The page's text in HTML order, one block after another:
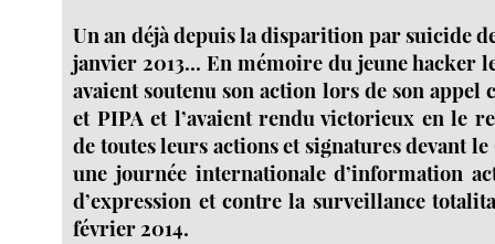
Un an déjà depuis la disparition par suicide
janvier 2013... En mémoire du jeune hacker
avaient soutenu son action lors de son appel
et PIPA et l’avaient rendu victorieux en le
de toutes leurs actions et signatures devant
une journée internationale d’information
d’expression et contre la surveillance
février 2014.